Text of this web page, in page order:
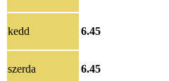
kedd 6.45
szerda 6.45